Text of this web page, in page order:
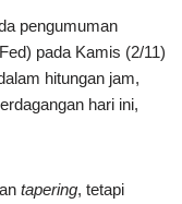
pengumuman
pada Kamis (2/11)
hitungan jam,
hari ini,
tapering, tetapi